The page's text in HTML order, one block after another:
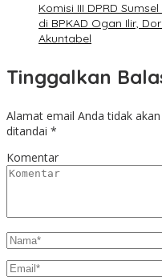
Komisi III DPRD
di BPKAD Ogan Ilir,
Akuntabel
Tinggalkan
Alamat email Anda tidak
ditandai *
Komentar